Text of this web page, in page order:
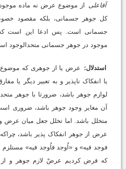
آقاعلى
از موضوع عرض نه ماده
کل جوهر جسمانى، بلکه مقصود
جسمانى است. پس ادعا این است
موجود در جوهر جسمانى متحدالوجود
استدلال: عرض یا از جوهرى که
یا انفکاک ناپذیر و به تعبیر دیگر یا
لوازم جوهر باشد، ضرورتا با جوهر
آن مغایر وجود جوهر باشد، ضرورى
متخلل باشد. اما تخلل جعل میان
عرض از جوهر انفکاک پذیر باشد، چراکه
فوجد فیه» و «اُوجد فاُوجد فیه»
که فرض کردیم عرضْ لازم جوهر و از